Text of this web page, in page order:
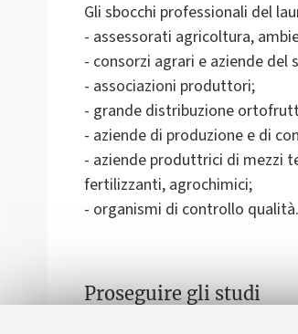
Gli sbocchi professionali del
- assessorati agricoltura,
- consorzi agrari e aziende
- associazioni produttori;
- grande distribuzione
- aziende di produzione e di
- aziende produttrici di mezzi
fertilizzanti, agrochimici;
- organismi di controllo qualità.
Proseguire gli studi